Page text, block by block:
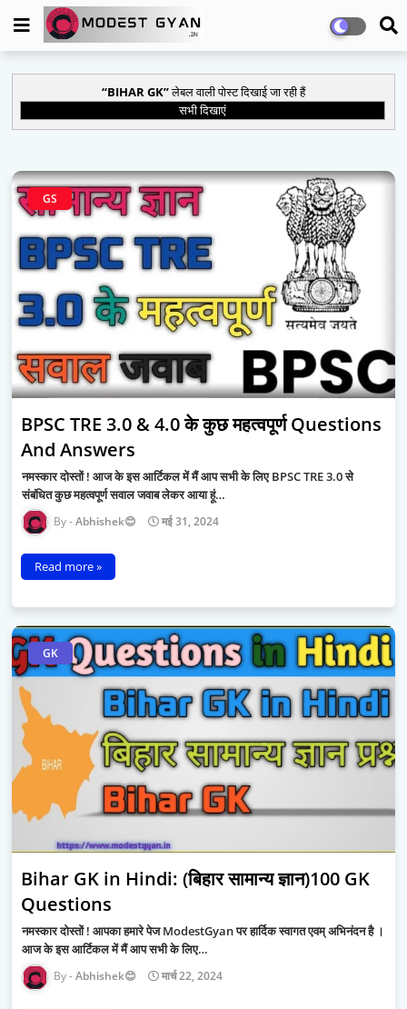
BIHAR GK लेबल वाली पोस्ट दिखाई जा रही हैं
सभी दिखाएं
GS
BPSC TRE 3.0 & 4.0 के कुछ महत्वपूर्ण Questions
And Answers
नमस्कार दोस्तों ! आज के इस आर्टिकल में मैं आप सभी के लिए BPSC TRE 3.0 से
संबंधित कुछ महत्वपूर्ण सवाल जवाब लेकर आया हूं…
Abhishek😊 मई 31, 2024
Read more »
GK
Bihar GK in Hindi: (बिहार सामान्य ज्ञान)100 GK
Questions
नमस्कार दोस्तों ! आपका हमारे पेज ModestGyan पर हार्दिक स्वागत एवम् अभिनंदन है ।
आज के इस आर्टिकल में मैं आप सभी के लिए…
Abhishek😊 मार्च 22, 2024